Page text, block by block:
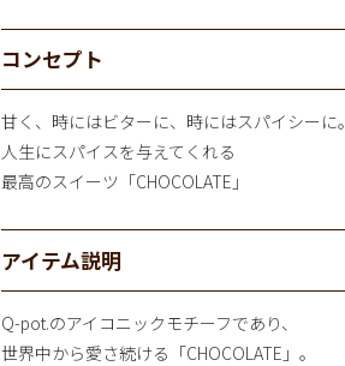
コンセプト
甘く、時にはビターに、時にはスパイシーに。
人生にスパイスを与えてくれる
最高のスイーツ「CHOCOLATE」
アイテム説明
Q-pot.のアイコニックモチーフであり、
世界中から愛さ続ける「CHOCOLATE」。